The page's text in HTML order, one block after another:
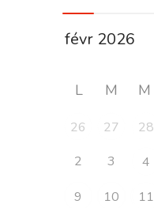
L M M
26 27 28
2
3 4
9
10 11